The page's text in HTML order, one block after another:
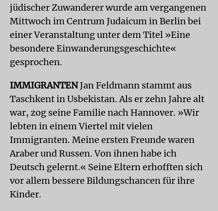
jüdischer Zuwanderer wurde am vergangenen
Mittwoch im Centrum Judaicum in Berlin bei
einer Veranstaltung unter dem Titel »Eine
besondere Einwanderungsgeschichte«
gesprochen.
IMMIGRANTENJan Feldmann stammt aus
Taschkent in Usbekistan. Als er zehn Jahre alt
war, zog seine Familie nach Hannover. »Wir
lebten in einem Viertel mit vielen
Immigranten. Meine ersten Freunde waren
Araber und Russen. Von ihnen habe ich
Deutsch gelernt.« Seine Eltern erhofften sich
vor allem bessere Bildungschancen für ihre
Kinder.